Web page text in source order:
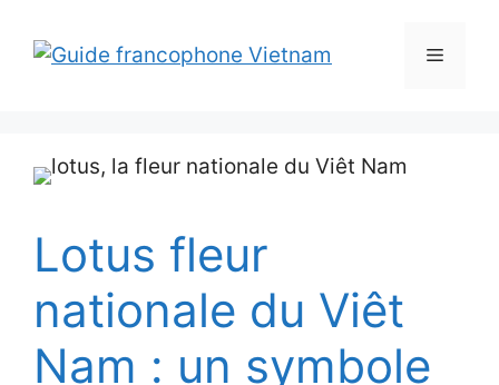
Menu
Lotus fleur
nationale du Viêt
Nam : un symbole